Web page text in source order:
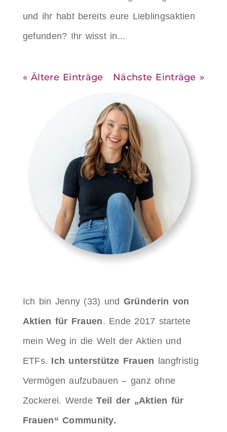
und ihr habt bereits eure Lieblingsaktien
gefunden? Ihr wisst in...
« Ältere Einträge Nächste Einträge »
Ich bin Jenny (33) und Gründerin von
Aktien für Frauen. Ende 2017 startete
mein Weg in die Welt der Aktien und
ETFs. Ich unterstütze Frauen langfristig
Vermögen aufzubauen – ganz ohne
Zockerei. WerdeTeil der „Aktien für
Frauen“ Community.